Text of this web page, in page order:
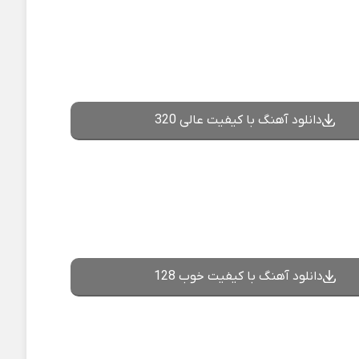
دانلود آهنگ با کیفیت عالی 320
دانلود آهنگ با کیفیت خوب 128